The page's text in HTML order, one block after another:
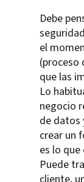
Debe
el
(proceso
que las
Lo
negocio
de datos
crear un
es lo
Puede